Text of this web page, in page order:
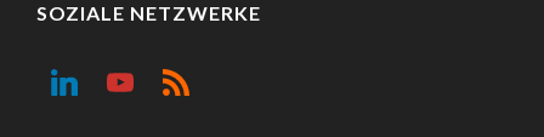
SOZIALE NETZWERKE